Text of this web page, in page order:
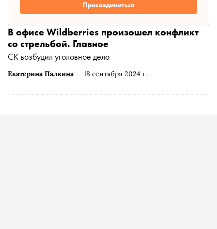
Присоединиться
Екатерина Палкина 18 сентября 2024 г.
В офисе Wildberries произошел конфликт
со стрельбой. Главное
СК возбудил уголовное дело